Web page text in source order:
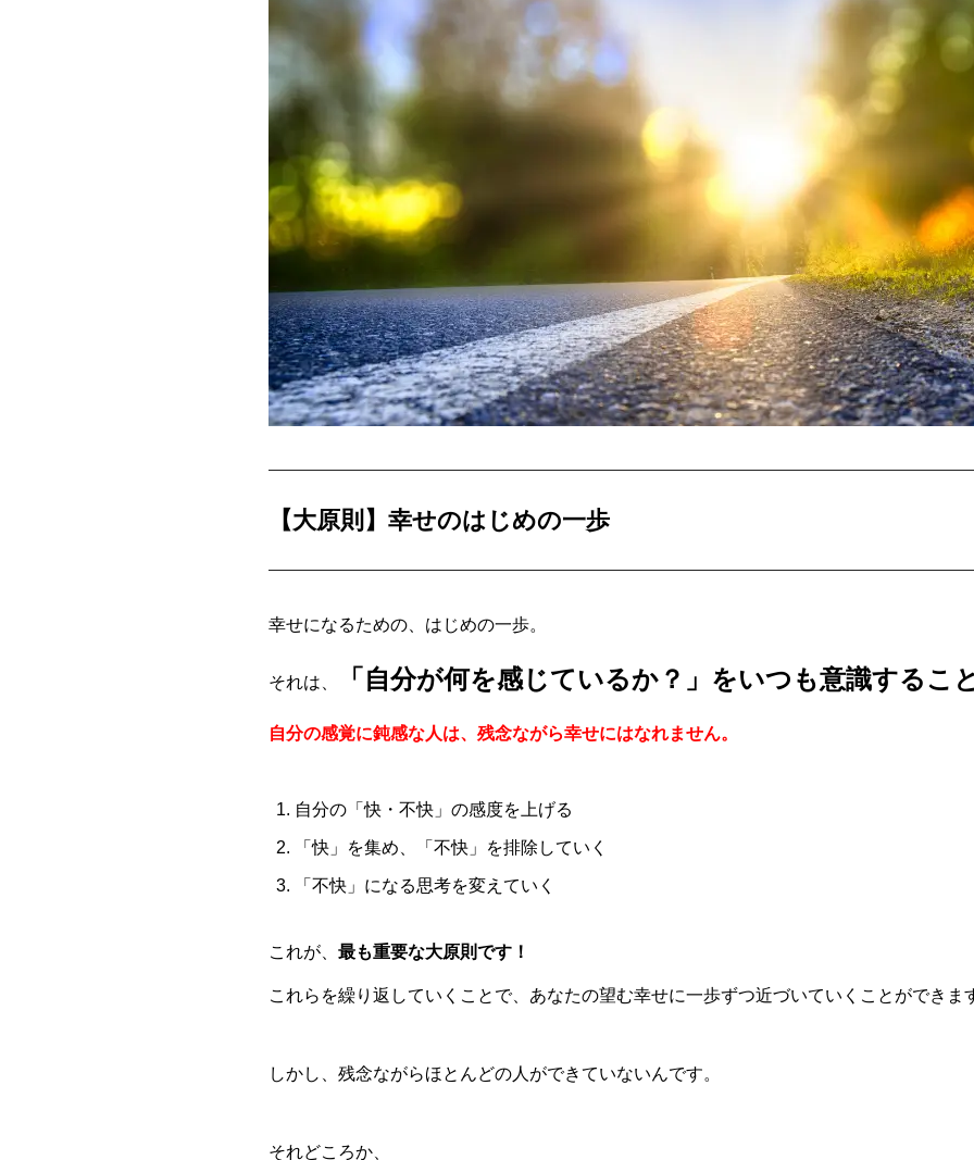
【大原則】幸せのはじめの一歩
幸せになるための、はじめの一歩。
それは、 「自分が何を感じているか？」をいつも意識するこ
自分の感覚に鈍感な人は、残念ながら幸せにはなれません。
自分の「快・不快」の感度を上げる
「快」を集め、「不快」を排除していく
「不快」になる思考を変えていく
これが、 最も重要な大原則です！
これらを繰り返していくことで、あなたの望む幸せに一歩ずつ近づいていくことができま
しかし、残念ながらほとんどの人ができていないんです。
それどころか、